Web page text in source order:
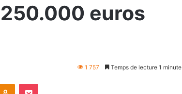
euros
1 757 Temps de lecture 1 minute
Odnoklassniki
Pocket